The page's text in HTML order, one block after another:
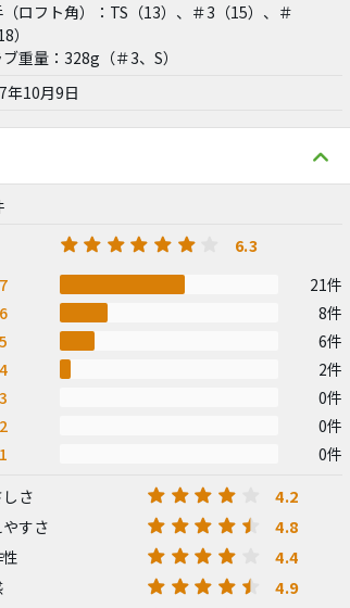
ロフト角）：TS（13）、＃3（15）、＃
）
重量：328g（＃3、S）
年10月9日
6.3
7 21件
6 8件
5 6件
4 2件
3 0件
2 0件
1
0件
さ 4.2
すさ 4.8
4.4
4.9